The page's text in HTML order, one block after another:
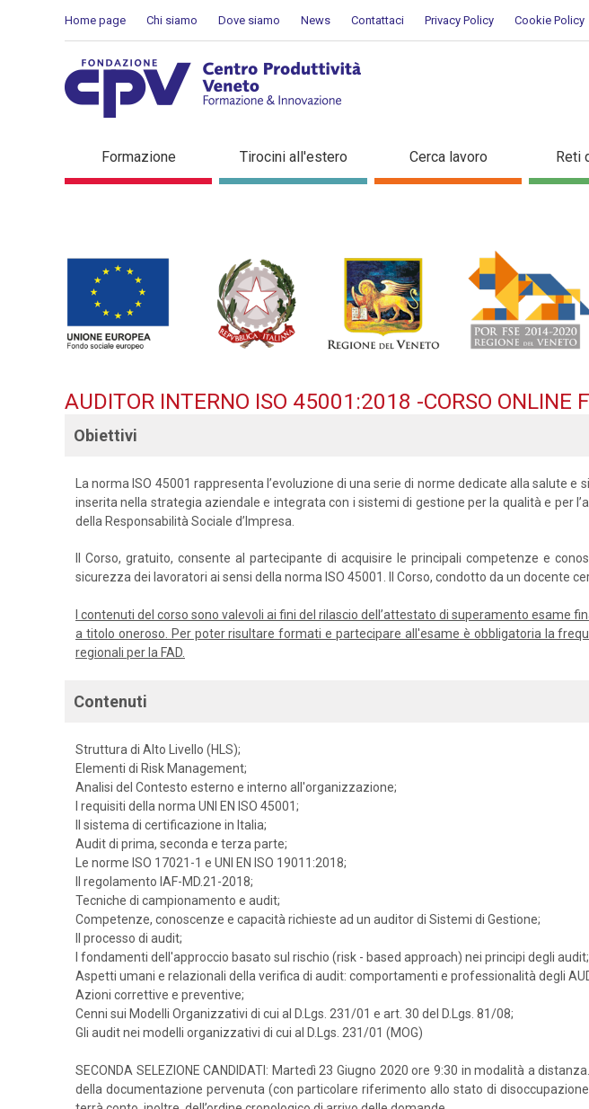
Home page Chi siamo Dove siamo News Contattaci Privacy Policy Cookie Policy
AUDITOR INTERNO ISO 45001:2018 -
Formazione Tirocini all'estero Cerca lavoro Reti
AUDITOR INTERNO ISO 45001:2018 -CORSO ONLINE
Obiettivi
La norma ISO 45001 rappresenta l’evoluzione di una serie di norme dedicate alla salute
inserita nella strategia aziendale e integrata con i sistemi di gestione per la qualità e per
della Responsabilità Sociale d’Impresa.
Il Corso, gratuito, consente al partecipante di acquisire le principali competenze e
sicurezza dei lavoratori ai sensi della norma ISO 45001. Il Corso, condotto da un docente
I contenuti del corso sono valevoli ai fini del rilascio dell’attestato di superamento esame
a titolo oneroso. Per poter risultare formati e partecipare all'esame è obbligatoria la
regionali per la FAD.
Contenuti
Struttura di Alto Livello (HLS);
Elementi di Risk Management;
Analisi del Contesto esterno e interno all'organizzazione;
I requisiti della norma UNI EN ISO 45001;
Il sistema di certificazione in Italia;
Audit di prima, seconda e terza parte;
Le norme ISO 17021-1 e UNI EN ISO 19011:2018;
Il regolamento IAF-MD.21-2018;
Tecniche di campionamento e audit;
Competenze, conoscenze e capacità richieste ad un auditor di Sistemi di Gestione;
Il processo di audit;
I fondamenti dell'approccio basato sul rischio (risk - based approach) nei principi degli audit;
Aspetti umani e relazionali della verifica di audit: comportamenti e professionalità degli
Azioni correttive e preventive;
Cenni sui Modelli Organizzativi di cui al D.Lgs. 231/01 e art. 30 del D.Lgs. 81/08;
Gli audit nei modelli organizzativi di cui al D.Lgs. 231/01 (MOG)
SECONDA SELEZIONE CANDIDATI: Martedì 23 Giugno 2020 ore 9:30 in modalità a
della documentazione pervenuta (con particolare riferimento allo stato di